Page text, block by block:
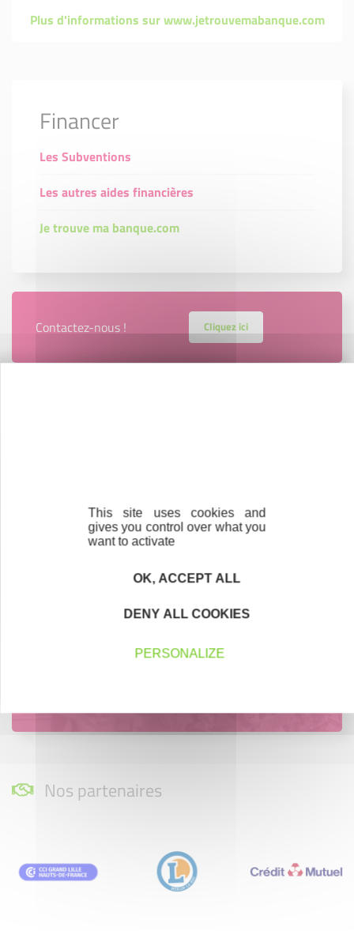
Plus d'informations sur www.jetrouvemabanque.com
Financer
Les Subventions
Les autres aides financières
Je trouve ma banque.com
Contactez-nous ! Cliquez ici
En savoir plus
projet entrepreneurial
Nos partenaires
This site uses cookies and
gives you control over what you
want to activate
OK, ACCEPT ALL
DENY ALL COOKIES
PERSONALIZE